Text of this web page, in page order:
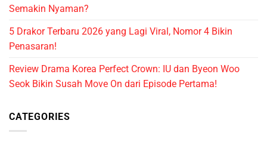
Semakin Nyaman?
5 Drakor Terbaru 2026 yang Lagi Viral, Nomor 4 Bikin
Penasaran!
Review Drama Korea Perfect Crown: IU dan Byeon Woo
Seok Bikin Susah Move On dari Episode Pertama!
CATEGORIES